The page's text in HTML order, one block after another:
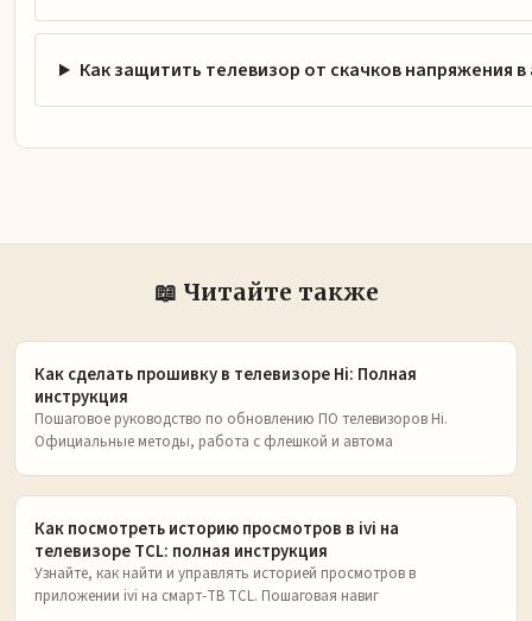
Как защитить телевизор от скачков напряжения
📖 Читайте также
Как сделать прошивку в телевизоре Hi: Полная
инструкция
Пошаговое руководство по обновлению ПО телевизоров Hi.
Официальные методы, работа с флешкой и автома
Как посмотреть историю просмотров в ivi на
телевизоре TCL: полная инструкция
Узнайте, как найти и управлять историей просмотров в
приложении ivi на смарт-ТВ TCL. Пошаговая навиг